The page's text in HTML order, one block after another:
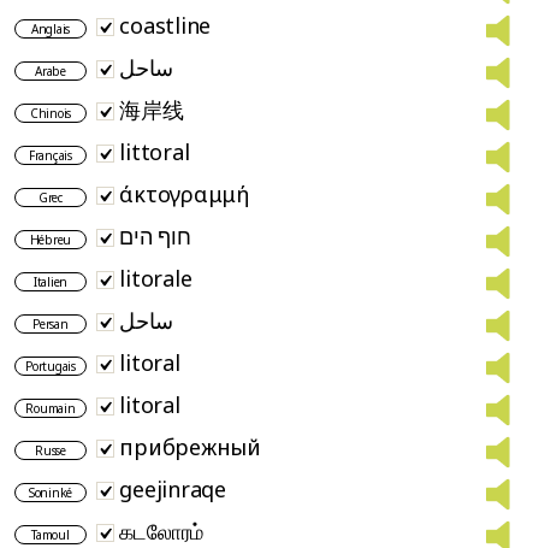
Anglais coastline
Arabe ساحل
Chinois 海岸线
Français littoral
Grec άκτογραμμή
Hébreu חוף הים
Italien litorale
Persan ساحل
Portugais litoral
Roumain litoral
Russe прибрежный
Soninké geejinraqe
Tamoul கடலோரம்